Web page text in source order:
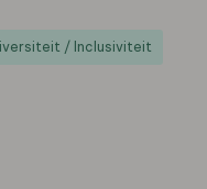
/ Inclusiviteit